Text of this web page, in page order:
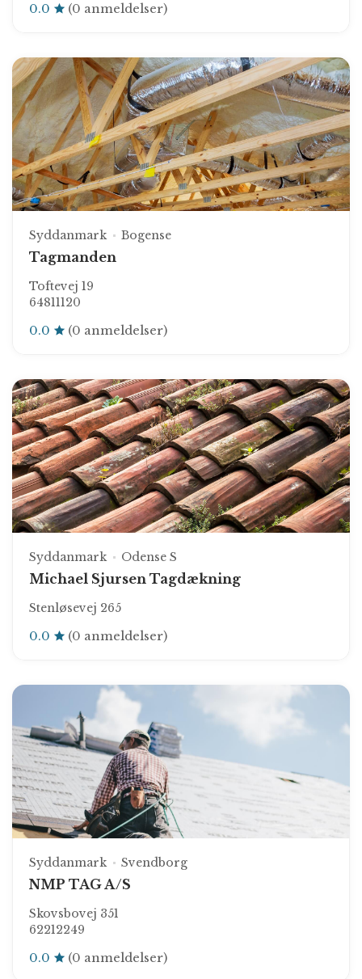
0.0 (0 anmeldelser)
Syddanmark Bogense
Tagmanden
Toftevej 19
64811120
0.0 (0 anmeldelser)
Syddanmark Odense S
Michael Sjursen Tagdækning
Stenløsevej 265
0.0 (0 anmeldelser)
Syddanmark Svendborg
NMP TAG A/S
Skovsbovej 351
62212249
0.0 (0 anmeldelser)